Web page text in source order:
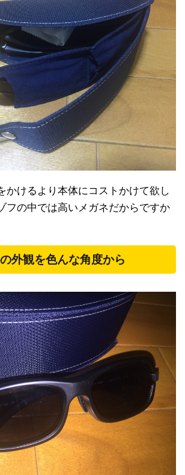
かけるより本体にコストかけて欲し
フの中では高いメガネだからですか
外観を色んな角度から